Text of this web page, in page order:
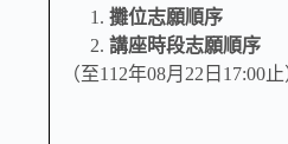
攤位志願順序
講座時段志願順序
（至112年08月22日17:00止